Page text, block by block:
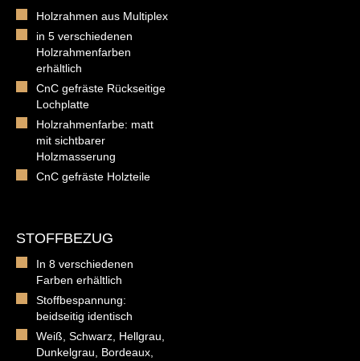
Holzrahmen aus Multiplex
in 5 verschiedenen
Holzrahmenfarben
erhältlich
CnC gefräste Rückseitige
Lochplatte
Holzrahmenfarbe: matt
mit sichtbarer
Holzmasserung
CnC gefräste Holzteile
STOFFBEZUG
In 8 verschiedenen
Farben erhältlich
Stoffbespannung:
beidseitig identisch
Weiß, Schwarz, Hellgrau,
Dunkelgrau, Bordeaux,